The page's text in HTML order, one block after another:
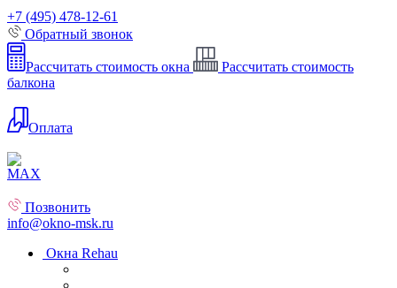
+7 (495) 478-12-61
Обратный звонок
Рассчитать стоимость окна
Рассчитать стоимость
балкона
Оплата
Позвонить
info@okno-msk.ru
Окна Rehau